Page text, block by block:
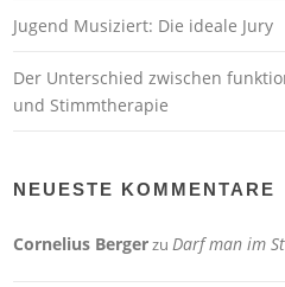
Jugend Musiziert: Die ideale Jury
Der Unterschied zwischen
und Stimmtherapie
NEUESTE KOMMENTARE
Cornelius Bergerzu Darf man im